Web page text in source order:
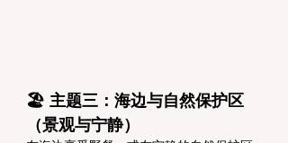
🏖️ 主题三：海边与自然保护区
（景观与宁静）